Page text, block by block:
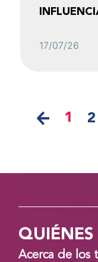
17/07/26
1 2
Acerca de los